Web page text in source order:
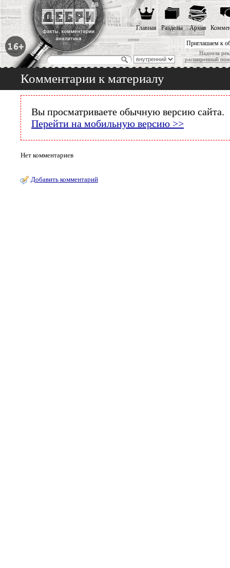
Приглашаем к
Надоела
расширенный
Главная Разделы Архив
Комментарии к материалу
Вы просматриваете обычную версию сайта.
Перейти на мобильную версию >>
Нет комментариев
Добавить комментарий